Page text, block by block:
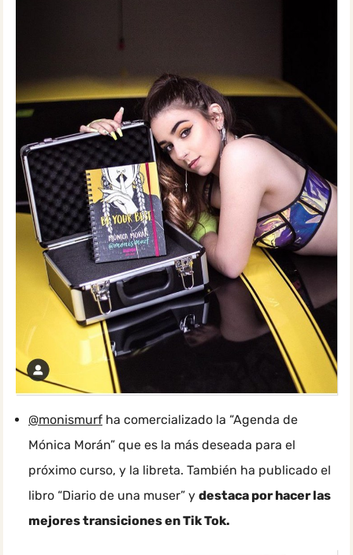
@monismurf ha comercializado la “Agenda de
Mónica Morán” que es la más deseada para el
próximo curso, y la libreta. También ha publicado el
libro “Diario de una muser” y destaca por hacer las
mejores transiciones en Tik Tok.